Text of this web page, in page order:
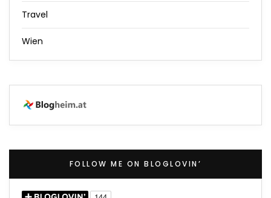
Travel
Wien
FOLLOW ME ON BLOGLOVIN’